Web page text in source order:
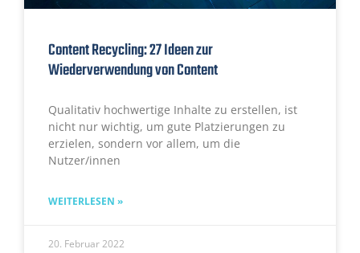
Content Recycling: 27 Ideen zur
Wiederverwendung von Content
Qualitativ hochwertige Inhalte zu erstellen, ist
nicht nur wichtig, um gute Platzierungen zu
erzielen, sondern vor allem, um die
Nutzer/innen
WEITERLESEN »
20. Februar 2022